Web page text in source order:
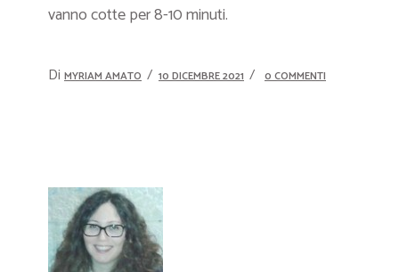
vanno cotte per 8-10 minuti.
Di MYRIAM AMATO 10 DICEMBRE 2021 0 COMMENTI